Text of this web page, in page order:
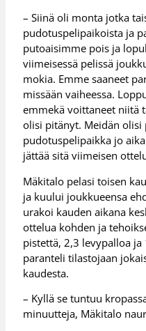
– Siinä oli monta jotka
pudotuspelipaikoista ja
putoaisimme pois ja
viimeisessä pelissä
mokia. Emme saaneet
missään vaiheessa.
emmekä voittaneet niitä
olisi pitänyt. Meidän olisi
pudotuspelipaikka jo
jättää sitä viimeisen
Mäkitalo pelasi toisen
ja kuului joukkueensa
urakoi kauden aikana
ottelua kohden ja
pistettä, 2,3 levypalloa
paranteli tilastojaan
kaudesta.
– Kyllä se tuntuu
minuutteja, Mäkitalo